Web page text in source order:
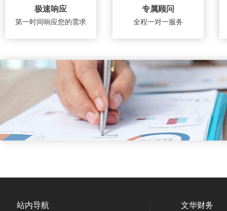
极速响应
第一时间响应您的需求
专属顾问
全程一对一服务
站内导航 文华财务